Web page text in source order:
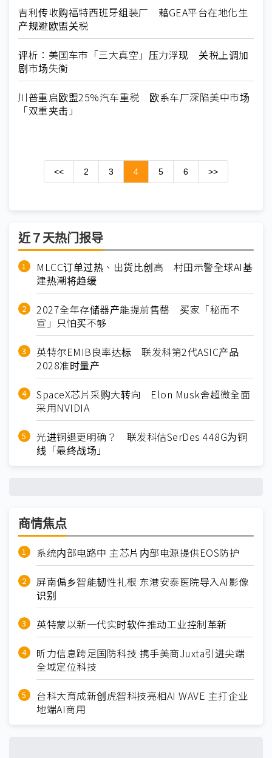
吉利传收购福特西班牙组装厂 藉GEA平台在地化生
产规避欧盟关税
评析：美国车市「三大真空」压力浮现 关税上调加
剧市场失衡
川普重启欧盟25%汽车重税 欧系车厂深陷美中市场
「双重夹击」
<< 2 3 4 5 6 >>
近７天热门报导
MLCC订单过热、出货比创高 村田示警全球AI基
建热潮将趋缓
2027全年存储器产能提前售罄 买家「秘而不
宣」只怕买不够
英特尔EMIB良率达标 联发科第2代ASIC产品
2028准时量产
SpaceX芯片采购大转向 Elon Musk舍超微全面
采用NVIDIA
光进铜退更明确？ 联发科估SerDes 448G为铜
线「最终战场」
商情焦点
系统内部电路中 主芯片内部电源提供EOS防护
屏南偏乡智能韧性扎根 东港安泰医院导入AI影像
识别
英特蒙以新一代实时软件推动工业控制革新
昕力信息跨足国防科技 携手美商Juxta引进尖端
全域定位科技
台科大育成新创虎智科技亮相AI WAVE 主打企业
地端AI商用